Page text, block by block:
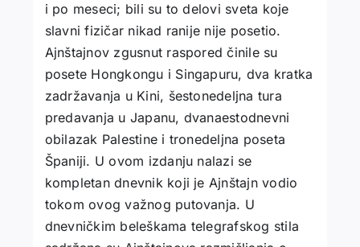
i po meseci; bili su to delovi sveta koje
slavni fizičar nikad ranije nije posetio.
Ajnštajnov zgusnut raspored činile su
posete Hongkongu i Singapuru, dva kratka
zadržavanja u Kini, šestonedeljna tura
predavanja u Japanu, dvanaestodnevni
obilazak Palestine i tronedeljna poseta
Španiji. U ovom izdanju nalazi se
kompletan dnevnik koji je Ajnštajn vodio
tokom ovog važnog putovanja. U
dnevničkim beleškama telegrafskog stila